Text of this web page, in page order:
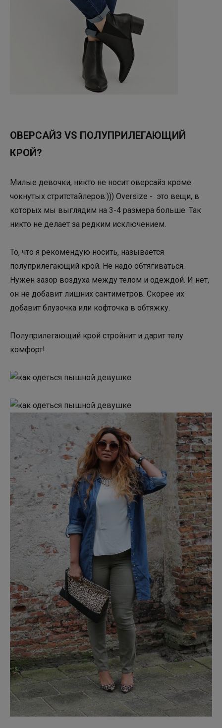
ОВЕРСАЙЗ VS ПОЛУПРИЛЕГАЮЩИЙ
КРОЙ?
Милые девочки, никто не носит оверсайз кроме
чокнутых стритстайлеров:))) Oversize - это вещи, в
которых мы выглядим на 3-4 размера больше. Так
никто не делает за редким исключением.
То, что я рекомендую носить, называется
полуприлегающий крой. Не надо обтягиваться.
Нужен зазор воздуха между телом и одеждой. И нет,
он не добавит лишних сантиметров. Скорее их
добавит блузочка или кофточка в обтяжку.
Полуприлегающий крой стройнит и дарит телу
комфорт!